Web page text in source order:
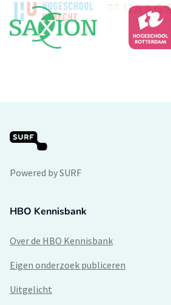
Powered by SURF
HBO Kennisbank
Over de HBO Kennisbank
Eigen onderzoek publiceren
Uitgelicht